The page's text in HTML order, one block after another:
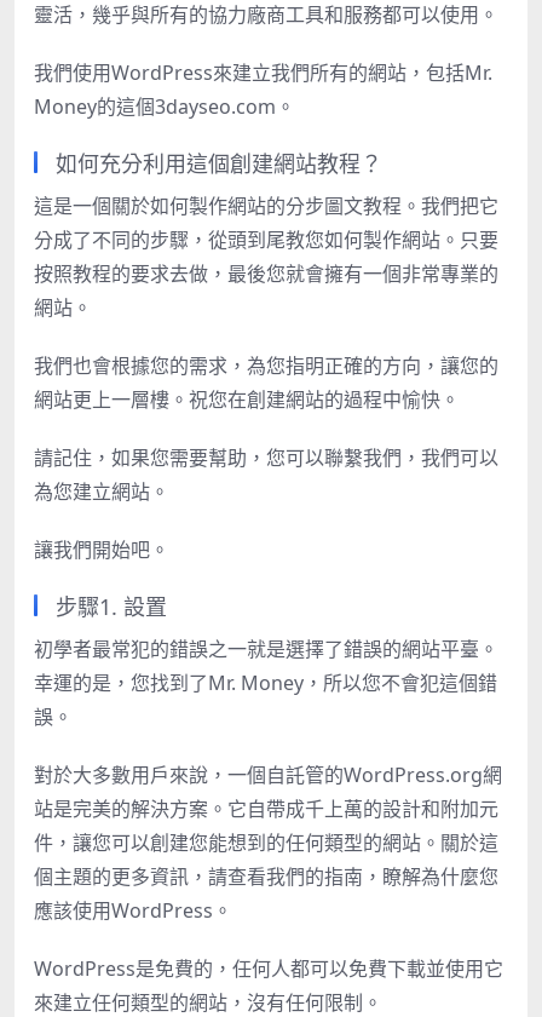
靈活，幾乎與所有的協力廠商工具和服務都可以使用。
我們使用WordPress來建立我們所有的網站，包括Mr.
Money的這個3dayseo.com。
如何充分利用這個創建網站教程？
這是一個關於如何製作網站的分步圖文教程。我們把它
分成了不同的步驟，從頭到尾教您如何製作網站。只要
按照教程的要求去做，最後您就會擁有一個非常專業的
網站。
我們也會根據您的需求，為您指明正確的方向，讓您的
網站更上一層樓。祝您在創建網站的過程中愉快。
請記住，如果您需要幫助，您可以聯繫我們，我們可以
為您建立網站。
讓我們開始吧。
步驟1. 設置
初學者最常犯的錯誤之一就是選擇了錯誤的網站平臺。
幸運的是，您找到了Mr. Money，所以您不會犯這個錯
誤。
對於大多數用戶來說，一個自託管的WordPress.org網
站是完美的解決方案。它自帶成千上萬的設計和附加元
件，讓您可以創建您能想到的任何類型的網站。關於這
個主題的更多資訊，請查看我們的指南，瞭解為什麼您
應該使用WordPress。
WordPress是免費的，任何人都可以免費下載並使用它
來建立任何類型的網站，沒有任何限制。